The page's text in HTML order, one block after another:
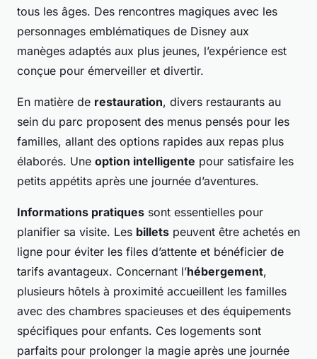
tous les âges. Des rencontres magiques avec les
personnages emblématiques de Disney aux
manèges adaptés aux plus jeunes, l’expérience est
conçue pour émerveiller et divertir.
En matière de restauration, divers restaurants au
sein du parc proposent des menus pensés pour les
familles, allant des options rapides aux repas plus
élaborés. Une option intelligente pour satisfaire les
petits appétits après une journée d’aventures.
Informations pratiques sont essentielles pour
planifier sa visite. Les billets peuvent être achetés en
ligne pour éviter les files d’attente et bénéficier de
tarifs avantageux. Concernant l’hébergement,
plusieurs hôtels à proximité accueillent les familles
avec des chambres spacieuses et des équipements
spécifiques pour enfants. Ces logements sont
parfaits pour prolonger la magie après une journée